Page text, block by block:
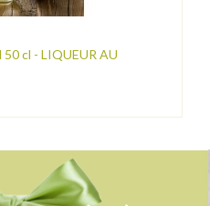
cl - LIQUEUR AU